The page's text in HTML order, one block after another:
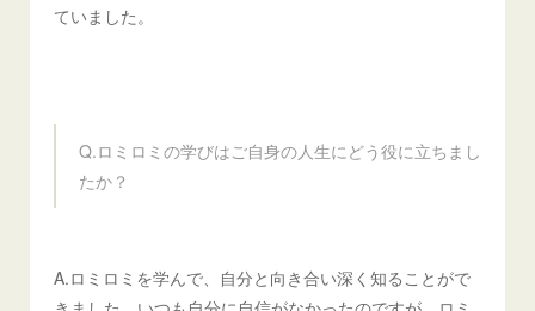
ていました。
Q.ロミロミの学びはご自身の人生にどう役に立ちまし
たか？
A.ロミロミを学んで、自分と向き合い深く知ることがで